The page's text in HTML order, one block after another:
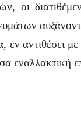
οι
εν αντιθέσει
εναλλακτική